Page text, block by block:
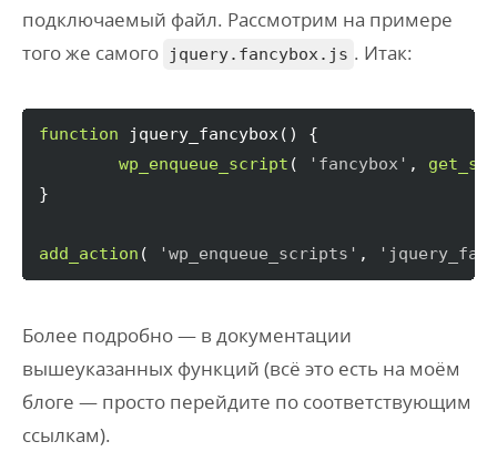
подключаемый файл. Рассмотрим на примере
того же самого
jquery.fancybox.js . Итак:
function jquery_fancybox( )
{
wp_enqueue_script ( 'fancybox' ,
}
add_action ( 'wp_enqueue_scripts' ,
Более подробно — в документации
вышеуказанных функций (всё это есть на моём
блоге — просто перейдите по соответствующим
ссылкам).